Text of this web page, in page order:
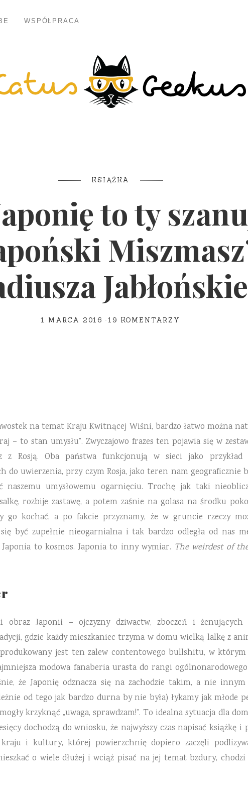
WSPÓŁPRACA
KSIĄŻKA
to ty
1 MARCA 2016 19 KOMENTARZY
na temat Kraju Kwitnącej Wiśni, bardzo łatwo można
– to stan umysłu”. Zwyczajowo frazes ten pojawia się w
z Rosją. Oba państwa funkcjonują w sieci jako przykład
do uwierzenia, przy czym Rosja, jako teren nam geograficznie
naszemu umysłowemu ogarnięciu. Trochę jak taki
rozbije zastawę, a potem zaśnie na golasa na środku
go kochać, a po fakcie przyznamy, że w gruncie rzeczy
być zupełnie nieogarnialna i tak bardzo odległa od nas
to kosmos. Japonia to inny wymiar. The weirdest of
Japonii – ojczyzny dziwactw, zboczeń i żenujących
gdzie każdy mieszkaniec trzyma w domu wielką lalkę z
jest ten zalew contentowego bullshitu, w którym
modowa fanaberia urasta do rangi
że Japonię odznacza się na zachodzie takim, a nie innym
od tego jak bardzo durna by nie była) łykamy jak młode
krzyknąć „uwaga, sprawdzam!”. To idealna sytuacja dla
dochodzą do wniosku, że najwyższy czas napisać książkę i
i kultury, której powierzchnię dopiero zaczęli
o wiele dłużej i wciąż pisać na jej temat bzdury,